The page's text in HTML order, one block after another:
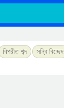
বিপরীত শব্দ সন্ধি বিচ্ছেদ